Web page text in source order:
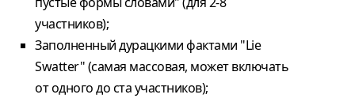
участников);
Заполненный дурацкими фактами "Lie
Swatter" (самая массовая, может включать
от одного до ста участников);